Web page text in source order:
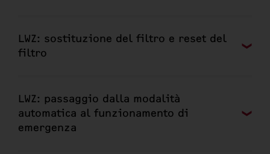
LWZ: sostituzione del filtro e reset del
filtro
LWZ: passaggio dalla modalità
automatica al funzionamento di
emergenza